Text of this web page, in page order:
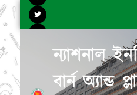
ন্যাশনাল
বার্ন অ্যান্ড